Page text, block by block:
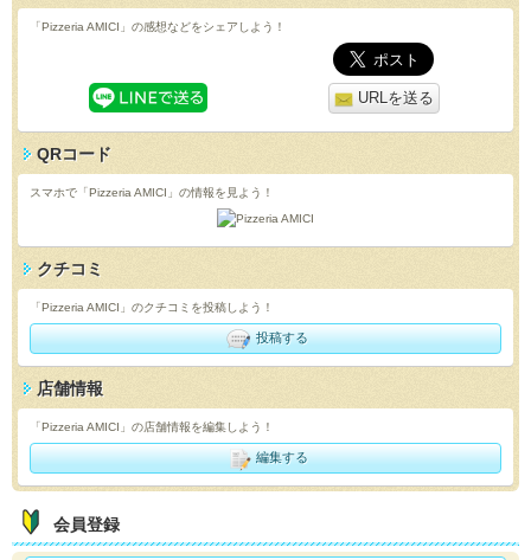
「Pizzeria AMICI」の感想などをシェアしよう！
URLを送る
QRコード
スマホで「Pizzeria AMICI」の情報を見よう！
クチコミ
「Pizzeria AMICI」のクチコミを投稿しよう！
投稿する
店舗情報
「Pizzeria AMICI」の店舗情報を編集しよう！
編集する
会員登録